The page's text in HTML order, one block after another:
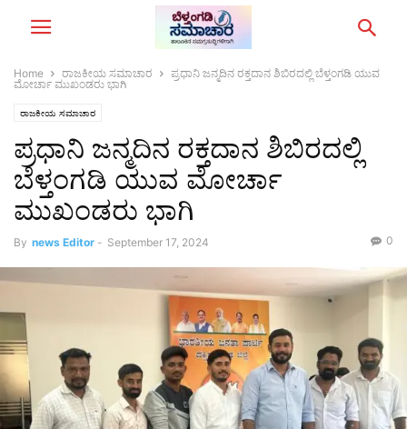
Home ರಾಜಕೀಯ ಸಮಾಚಾರ
ಪ್ರಧಾನಿ ಜನ್ಮದಿನ ರಕ್ತದಾನ ಶಿಬಿರದಲ್ಲಿ ಬೆಳ್ತಂಗಡಿ ಯುವ
ಮೋರ್ಚಾ ಮುಖಂಡರು ಭಾಗಿ
ರಾಜಕೀಯ ಸಮಾಚಾರ
ಪ್ರಧಾನಿ ಜನ್ಮದಿನ ರಕ್ತದಾನ ಶಿಬಿರದಲ್ಲಿ
ಬೆಳ್ತಂಗಡಿ ಯುವ ಮೋರ್ಚಾ
ಮುಖಂಡರು ಭಾಗಿ
By news Editor - September 17, 2024 0